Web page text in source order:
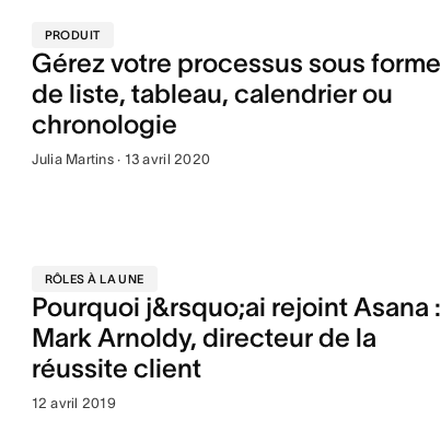
PRODUIT
Gérez votre processus sous forme
de liste, tableau, calendrier ou
chronologie
Julia Martins · 13 avril 2020
RÔLES À LA UNE
Pourquoi j&rsquo;ai rejoint Asana :
Mark Arnoldy, directeur de la
réussite client
12 avril 2019